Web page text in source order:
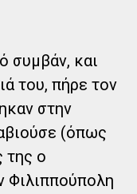
συμβάν, και
του, πήρε τον
στην
(όπως
της ο
Φιλιππούπολη